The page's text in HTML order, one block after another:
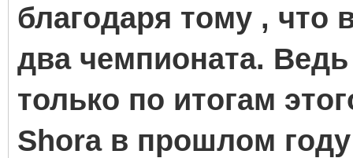
благодаря тому , что
два чемпионата.
только по итогам
Shora в прошлом